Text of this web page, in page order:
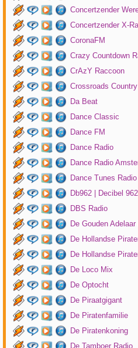
Concertzender
Concertzender X-
CoronaFM
Crazy Countdown
CrAzY Raccoon
Crossroads
Da Beat
Dance Classic
Dance FM
Dance Radio
Dance Radio
Dance Tunes Radio
Db962 | Decibel 962
DBS Radio
De Gouden Adelaar
De Hollandse
De Hollandse
De Loco Mix
De Optocht
De Piraatgigant
De Piratenfamilie
De Piratenkoning
De Tamboer Radio